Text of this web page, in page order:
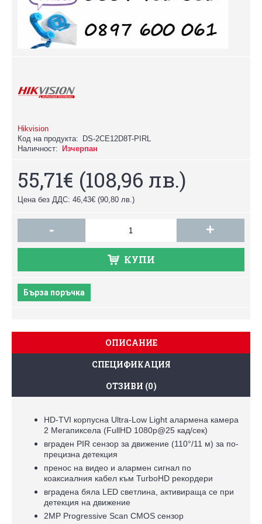
Hikvision
Код на продукта:
DS-2CE12D8T-PIRL
Наличност:
Изчерпан
55,71€ (108,96 лв.)
Цена без ДДС: 46,43€ (90,80 лв.)
- +
КУПИ
Бърза поръчка
ОПИСАНИЕ
СПЕЦИФИКАЦИЯ
ОТЗИВИ (0)
HD-TVI корпусна Ultra-Low Light алармена камера
2 Мегапиксела (FullHD 1080p@25 кад/сек)
вграден PIR сензор за движение (110°/11 м) за по-
прецизна детекция
пренос на видео и алармен сигнал по
коаксиалния кабел към TurboHD рекордери
вградена бяла LED светлина, активираща се при
детекция на движение
2MP Progressive Scan CMOS сензор